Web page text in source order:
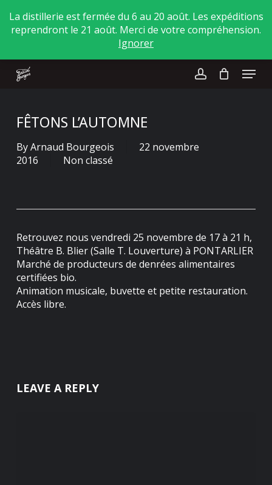
La distillerie est fermée du 6 au 20 août. Les expéditions
reprendront le 21 août. Merci de votre compréhension.
Ignorer
main
Menu
FÊTONS L’AUTOMNE
ByArnaud Bourgeois
22 novembre
2016
Non classé
Retrouvez nous vendredi 25 novembre de 17 à 21 h,
Théâtre B. Blier (Salle T. Louverture) à PONTARLIER
Marché de producteurs de denrées alimentaires
certifiées bio.
Animation musicale, buvette et petite restauration.
Accès libre.
LEAVE A REPLY
Close